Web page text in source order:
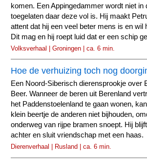
komen. Een Appingedammer wordt niet in
toegelaten daar deze vol is. Hij maakt
attent dat hij een veel beter mens is en wil
Dit mag en hij roept luid dat er een schip
Volksverhaal | Groningen | ca. 6 min.
Hoe de verhuizing toch nog
Een Noord-Siberisch dierensprookje over
Beer. Wanneer de beren uit Berenland
het Paddenstoelenland te gaan wonen,
klein beertje de anderen niet bijhouden,
onderweg van rijpe bramen snoept. Hij
achter en sluit vriendschap met een haas.
Dierenverhaal | Rusland | ca. 6 min.